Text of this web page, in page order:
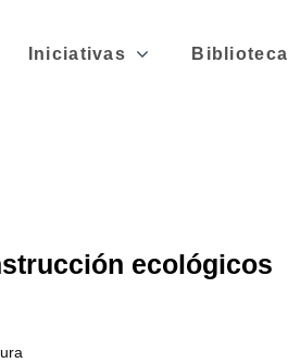
Iniciativas Biblioteca
ecológicos